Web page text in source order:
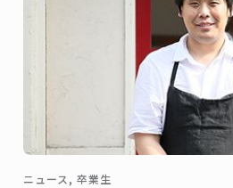
ニュース, 卒業生